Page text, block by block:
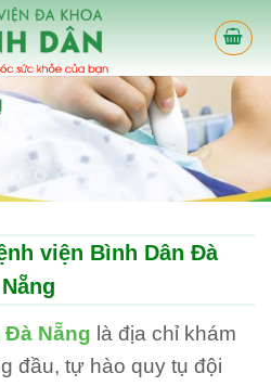
viện Bình Dân Đà
Nẵng
Đà Nẵng là địa chỉ khám
đầu, tự hào quy tụ đội